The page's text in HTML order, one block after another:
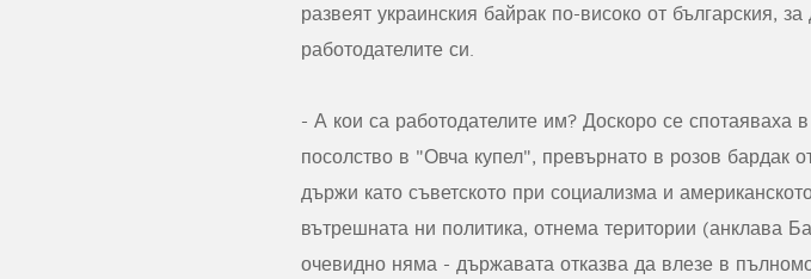
развеят украинския байрак по-високо от българския,
работодателите си.
- А кои са работодателите им? Доскоро се спотаяваха
посолство в "Овча купел", превърнато в розов бардак
държи като съветското при социализма и
вътрешната ни политика, отнема територии
очевидно няма - държавата отказва да влезе в